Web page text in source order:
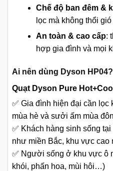
Chế độ ban đêm &
lọc mà không thổi
An toàn & cao cấp:
hợp gia đình và mọi
Ai nên dùng Dyson HP04?
Quạt Dyson Pure
✅ Gia đình hiện đại cần lọc
mùa hè và sưởi ấm mùa
✅ Khách hàng sinh sống
như miền Bắc, khu vực cao
✅ Người sống ở khu vực ô
khói, phấn hoa, mùi hôi…)